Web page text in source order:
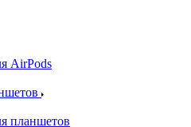
планшетов
крышки)